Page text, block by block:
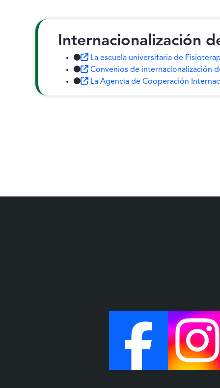
Internacionalización
La escuela universitaria de
Convenios de internacionalización
La Agencia de Cooperación